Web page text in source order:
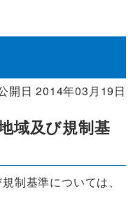
開日 2014年03月19日
域及び規制基
制基準については、